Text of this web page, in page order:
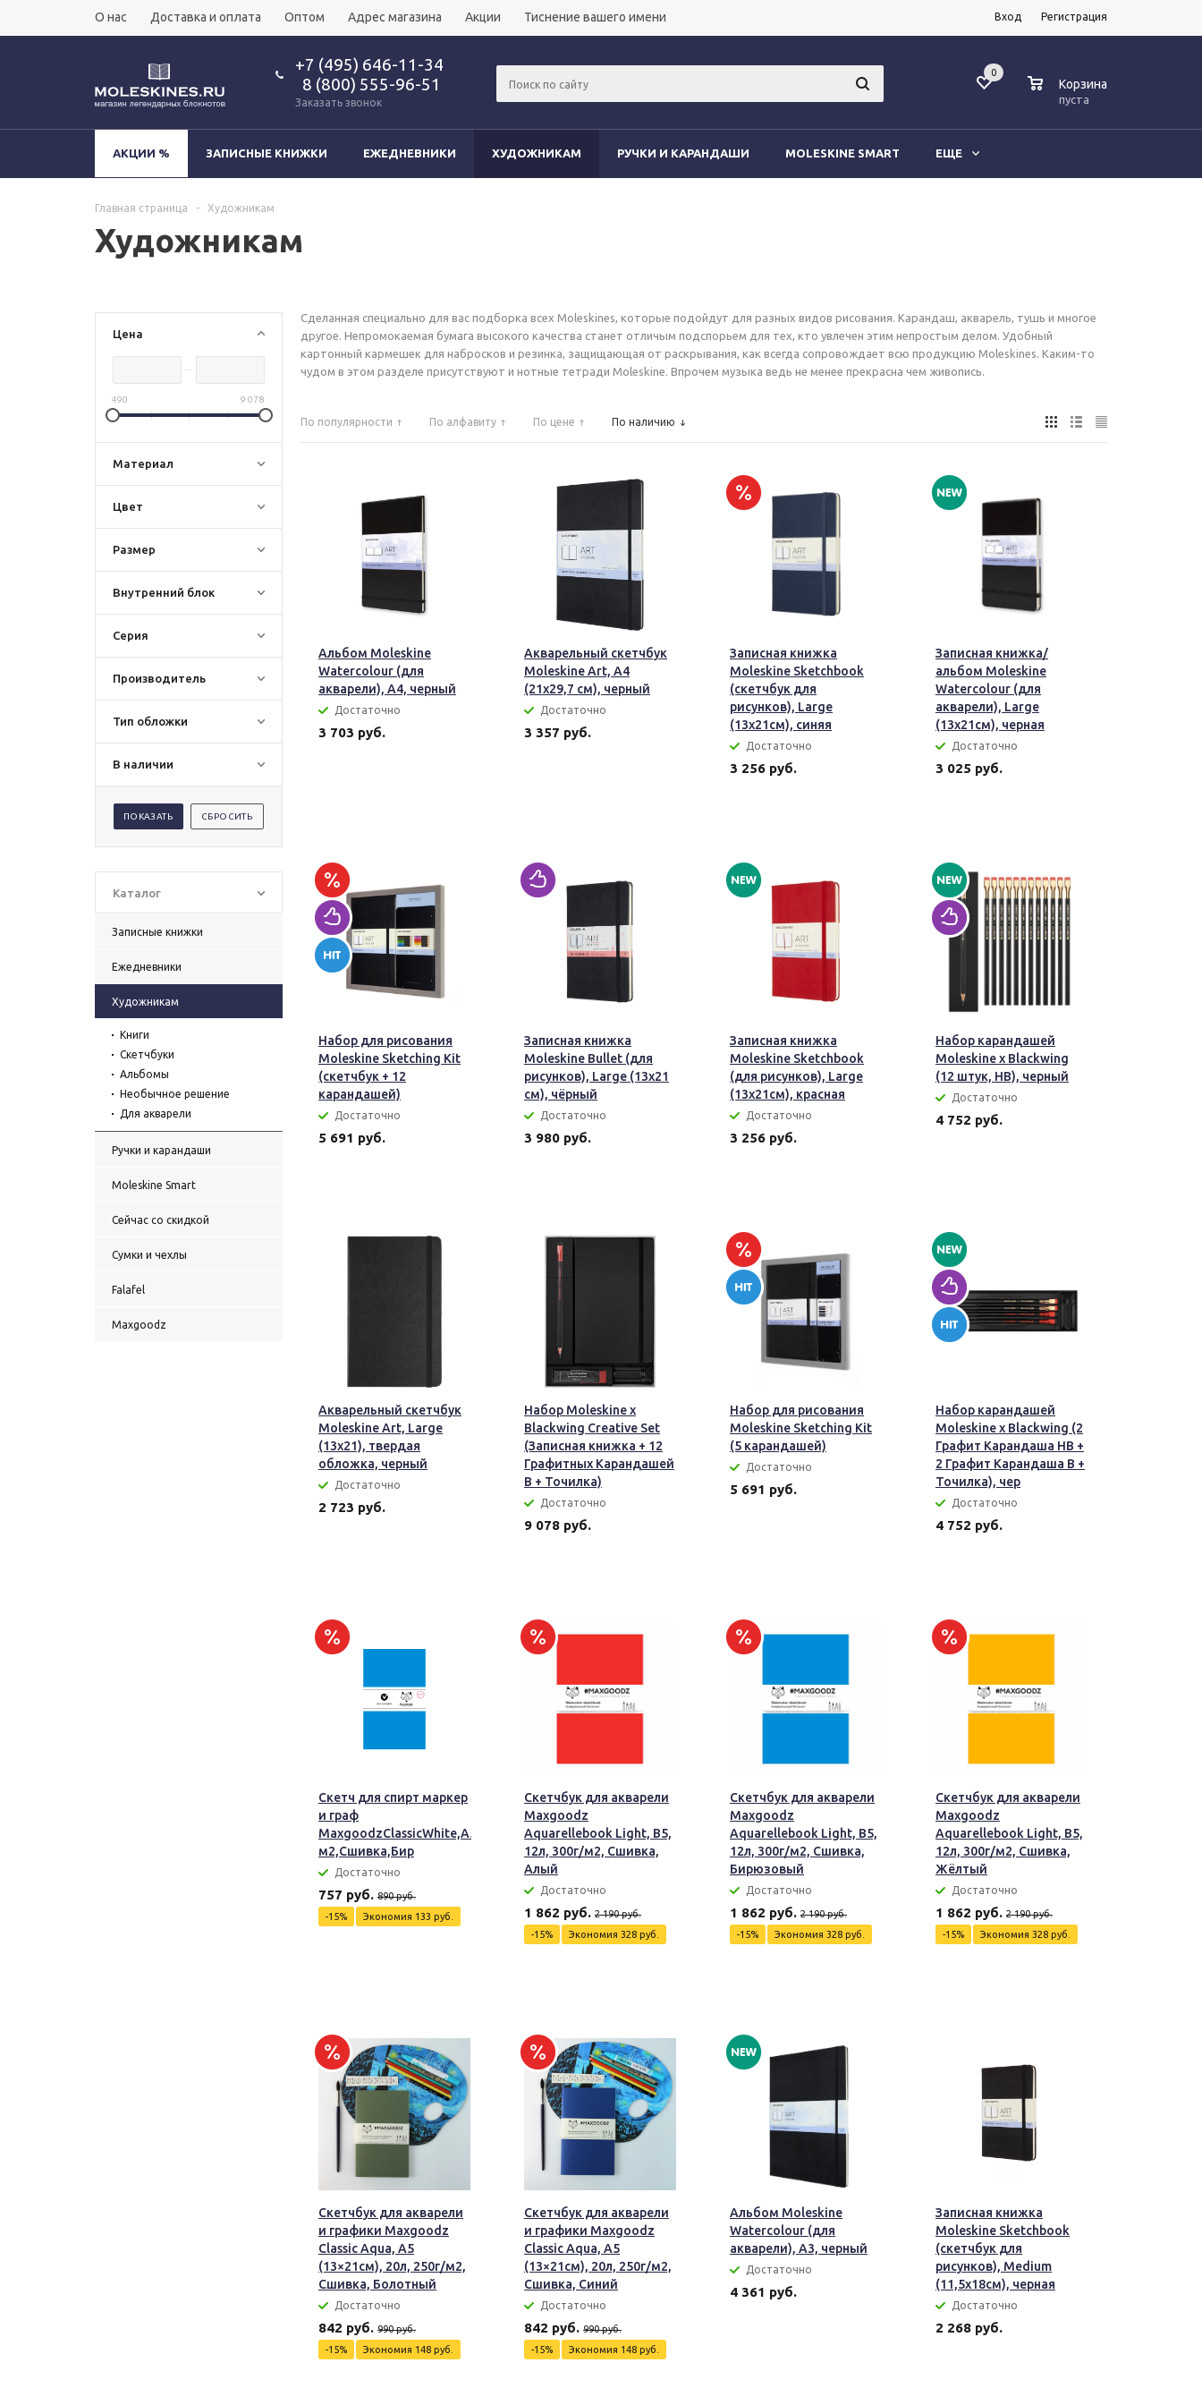
О нас Доставка и оплата Оптом Адрес магазина Акции Тиснение вашего имени Вход Регистрация
+7 (495) 646-11-34
8 (800) 555-96-51
Заказать звонок
0
Корзина
пуста
АКЦИИ % ЗАПИСНЫЕ КНИЖКИ ЕЖЕДНЕВНИКИ ХУДОЖНИКАМ РУЧКИ И КАРАНДАШИ MOLESKINE SMART ЕЩЕ
Главная страница - Художникам
Художникам
Цена
490 9 078
Материал
Цвет
Размер
Внутренний блок
Серия
Производитель
Тип обложки
В наличии
Каталог
Записные книжки
Ежедневники
Художникам
Книги
Скетчбуки
Альбомы
Необычное решение
Для акварели
Ручки и карандаши
Moleskine Smart
Сейчас со скидкой
Сумки и чехлы
Falafel
Maxgoodz
Сделанная специально для вас подборка всех Moleskines, которые подойдут для разных видов рисования. Карандаш, акварель, тушь и многое
другое. Непромокаемая бумага высокого качества станет отличым подспорьем для тех, кто увлечен этим непростым делом. Удобный
картонный кармешек для набросков и резинка, защищающая от раскрывания, как всегда сопровождает всю продукцию Moleskines. Каким-то
чудом в этом разделе присутствуют и нотные тетради Moleskine. Впрочем музыка ведь не менее прекрасна чем живопись.
По популярности По алфавиту По цене По наличию
Альбом Moleskine
Watercolour (для
акварели), А4, черный
Достаточно
3 703 руб.
Акварельный скетчбук
Moleskine Art, A4
(21x29,7 см), черный
Достаточно
3 357 руб.
Записная книжка
Moleskine Sketchbook
(скетчбук для
рисунков), Large
(13x21см), синяя
Достаточно
3 256 руб.
Записная книжка/
альбом Moleskine
Watercolour (для
акварели), Large
(13х21см), черная
Достаточно
3 025 руб.
Набор для рисования
Moleskine Sketching Kit
(скетчбук + 12
карандашей)
Достаточно
5 691 руб.
Записная книжка
Moleskine Bullet (для
рисунков), Large (13х21
см), чёрный
Достаточно
3 980 руб.
Записная книжка
Moleskine Sketchbook
(для рисунков), Large
(13x21см), красная
Достаточно
3 256 руб.
Набор карандашей
Moleskine x Blackwing
(12 штук, HB), черный
Достаточно
4 752 руб.
Акварельный скетчбук
Moleskine Art, Large
(13x21), твердая
обложка, черный
Достаточно
2 723 руб.
Набор Moleskine x
Blackwing Creative Set
(Записная книжка + 12
Графитных Карандашей
B + Точилка)
Достаточно
9 078 руб.
Набор для рисования
Moleskine Sketching Kit
(5 карандашей)
Достаточно
5 691 руб.
Набор карандашей
Moleskine x Blackwing (2
Графит Карандаша HB +
2 Графит Карандаша B +
Точилка), чер
Достаточно
4 752 руб.
Скетч для спирт маркер
и граф
MaxgoodzClassicWhite,A5,32л,160г/
м2,Сшивка,Бир
Достаточно
757 руб. 890 руб.
-15%
Экономия 133 руб.
Скетчбук для акварели
Maxgoodz
Aquarellebook Light, B5,
12л, 300г/м2, Сшивка,
Алый
Достаточно
1 862 руб. 2 190 руб.
-15%
Экономия 328 руб.
Скетчбук для акварели
Maxgoodz
Aquarellebook Light, B5,
12л, 300г/м2, Сшивка,
Бирюзовый
Достаточно
1 862 руб. 2 190 руб.
-15%
Экономия 328 руб.
Скетчбук для акварели
Maxgoodz
Aquarellebook Light, B5,
12л, 300г/м2, Сшивка,
Жёлтый
Достаточно
1 862 руб. 2 190 руб.
-15%
Экономия 328 руб.
Скетчбук для акварели
и графики Maxgoodz
Classic Aqua, А5
(13×21см), 20л, 250г/м2,
Сшивка, Болотный
Достаточно
842 руб. 990 руб.
-15%
Экономия 148 руб.
Скетчбук для акварели
и графики Maxgoodz
Classic Aqua, А5
(13×21см), 20л, 250г/м2,
Сшивка, Синий
Достаточно
842 руб. 990 руб.
-15%
Экономия 148 руб.
Альбом Moleskine
Watercolour (для
акварели), А3, черный
Достаточно
4 361 руб.
Записная книжка
Moleskine Sketchbook
(скетчбук для
рисунков), Medium
(11,5х18см), черная
Достаточно
2 268 руб.